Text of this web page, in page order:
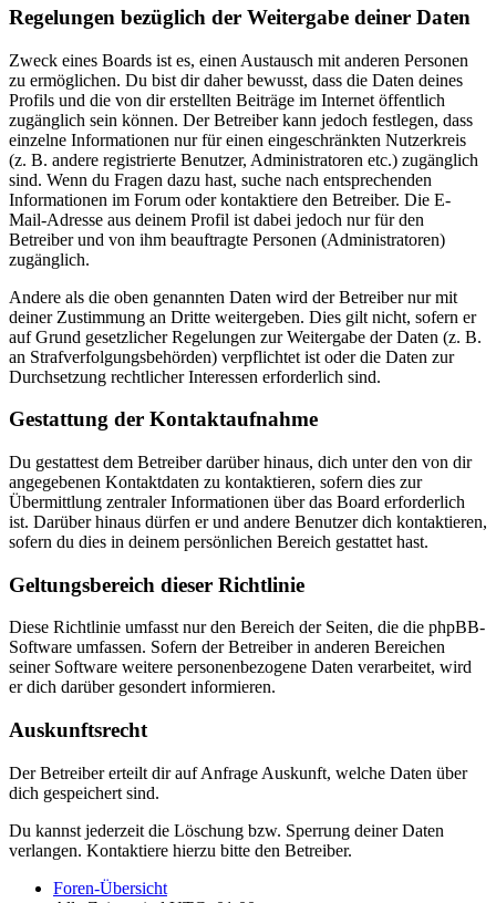
Regelungen bezüglich der Weitergabe deiner Daten
Zweck eines Boards ist es, einen Austausch mit anderen Personen
zu ermöglichen. Du bist dir daher bewusst, dass die Daten deines
Profils und die von dir erstellten Beiträge im Internet öffentlich
zugänglich sein können. Der Betreiber kann jedoch festlegen, dass
einzelne Informationen nur für einen eingeschränkten Nutzerkreis
(z. B. andere registrierte Benutzer, Administratoren etc.) zugänglich
sind. Wenn du Fragen dazu hast, suche nach entsprechenden
Informationen im Forum oder kontaktiere den Betreiber. Die E-
Mail-Adresse aus deinem Profil ist dabei jedoch nur für den
Betreiber und von ihm beauftragte Personen (Administratoren)
zugänglich.
Andere als die oben genannten Daten wird der Betreiber nur mit
deiner Zustimmung an Dritte weitergeben. Dies gilt nicht, sofern er
auf Grund gesetzlicher Regelungen zur Weitergabe der Daten (z. B.
an Strafverfolgungsbehörden) verpflichtet ist oder die Daten zur
Durchsetzung rechtlicher Interessen erforderlich sind.
Gestattung der Kontaktaufnahme
Du gestattest dem Betreiber darüber hinaus, dich unter den von dir
angegebenen Kontaktdaten zu kontaktieren, sofern dies zur
Übermittlung zentraler Informationen über das Board erforderlich
ist. Darüber hinaus dürfen er und andere Benutzer dich kontaktieren,
sofern du dies in deinem persönlichen Bereich gestattet hast.
Geltungsbereich dieser Richtlinie
Diese Richtlinie umfasst nur den Bereich der Seiten, die die phpBB-
Software umfassen. Sofern der Betreiber in anderen Bereichen
seiner Software weitere personenbezogene Daten verarbeitet, wird
er dich darüber gesondert informieren.
Auskunftsrecht
Der Betreiber erteilt dir auf Anfrage Auskunft, welche Daten über
dich gespeichert sind.
Du kannst jederzeit die Löschung bzw. Sperrung deiner Daten
verlangen. Kontaktiere hierzu bitte den Betreiber.
Foren-Übersicht